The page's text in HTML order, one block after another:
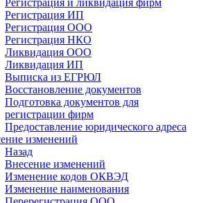
Регистрация и ликвидация фирм
Регистрация ИП
Регистрация ООО
Регистрация НКО
Ликвидация ООО
Ликвидация ИП
Выписка из ЕГРЮЛ
Восстановление документов
Подготовка документов для
регистрации фирм
Предоставление юридического адреса
изменений
Назад
Внесение изменений
Изменение кодов ОКВЭД
Изменение наименования